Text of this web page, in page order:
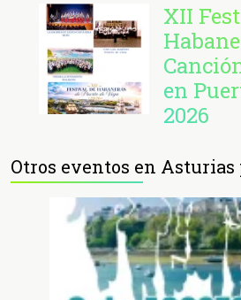
XII
en
2026
Otros eventos en Asturias